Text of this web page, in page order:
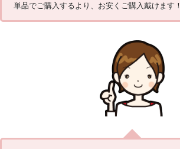
単品でご購入するより、お安くご購入戴けます！